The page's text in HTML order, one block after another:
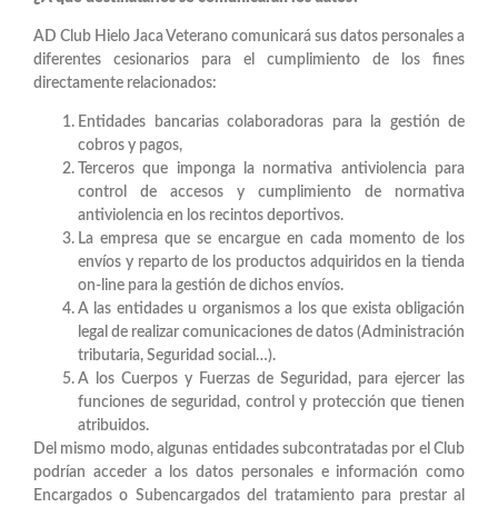
AD Club Hielo Jaca Veterano comunicará sus datos personales a
diferentes cesionarios para el cumplimiento de los fines
directamente relacionados:
Entidades bancarias colaboradoras para la gestión de
cobros y pagos,
Terceros que imponga la normativa antiviolencia para
control de accesos y cumplimiento de normativa
antiviolencia en los recintos deportivos.
La empresa que se encargue en cada momento de los
envíos y reparto de los productos adquiridos en la tienda
on-line para la gestión de dichos envíos.
A las entidades u organismos a los que exista obligación
legal de realizar comunicaciones de datos (Administración
tributaria, Seguridad social…).
A los Cuerpos y Fuerzas de Seguridad, para ejercer las
funciones de seguridad, control y protección que tienen
atribuidos.
Del mismo modo, algunas entidades subcontratadas por el Club
podrían acceder a los datos personales e información como
Encargados o Subencargados del tratamiento para prestar al